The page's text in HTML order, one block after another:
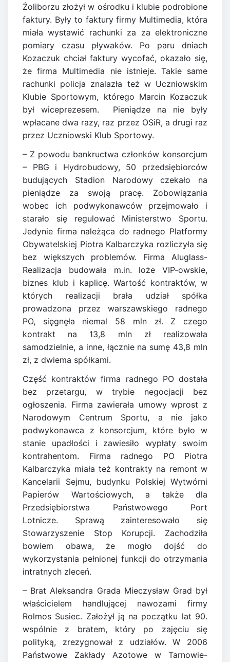
Żoliborzu złożył w ośrodku i klubie podrobione
faktury. Były to faktury firmy Multimedia, która
miała wystawić rachunki za za elektroniczne
pomiary czasu pływaków. Po paru dniach
Kozaczuk chciał faktury wycofać, okazało się,
że firma Multimedia nie istnieje. Takie same
rachunki policja znalazła też w Uczniowskim
Klubie Sportowym, którego Marcin Kozaczuk
był wiceprezesem. Pieniądze na nie były
wpłacane dwa razy, raz przez OSiR, a drugi raz
przez Uczniowski Klub Sportowy.
– Z powodu bankructwa członków konsorcjum
– PBG i Hydrobudowy, 50 przedsiębiorców
budujących Stadion Narodowy czekało na
pieniądze za swoją pracę. Zobowiązania
wobec ich podwykonawców przejmowało i
starało się regulować Ministerstwo Sportu.
Jedynie firma należąca do radnego Platformy
Obywatelskiej Piotra Kalbarczyka rozliczyła się
bez większych problemów. Firma Aluglass-
Realizacja budowała m.in. loże VIP-owskie,
biznes klub i kaplicę. Wartość kontraktów, w
których realizacji brała udział spółka
prowadzona przez warszawskiego radnego
PO, sięgnęła niemal 58 mln zł. Z czego
kontrakt na 13,8 mln zł realizowała
samodzielnie, a inne, łącznie na sumę 43,8 mln
zł, z dwiema spółkami.
Część kontraktów firma radnego PO dostała
bez przetargu, w trybie negocjacji bez
ogłoszenia. Firma zawierała umowy wprost z
Narodowym Centrum Sportu, a nie jako
podwykonawca z konsorcjum, które było w
stanie upadłości i zawiesiło wypłaty swoim
kontrahentom. Firma radnego PO Piotra
Kalbarczyka miała też kontrakty na remont w
Kancelarii Sejmu, budynku Polskiej Wytwórni
Papierów Wartościowych, a także dla
Przedsiębiorstwa Państwowego Port
Lotnicze. Sprawą zainteresowało się
Stowarzyszenie Stop Korupcji. Zachodziła
bowiem obawa, że mogło dojść do
wykorzystania pełnionej funkcji do otrzymania
intratnych zleceń.
– Brat Aleksandra Grada Mieczysław Grad był
właścicielem handlującej nawozami firmy
Rolmos Susiec. Założył ją na początku lat 90.
wspólnie z bratem, który po zajęciu się
polityką, zrezygnował z udziałów. W 2006
Państwowe Zakłady Azotowe w Tarnowie-